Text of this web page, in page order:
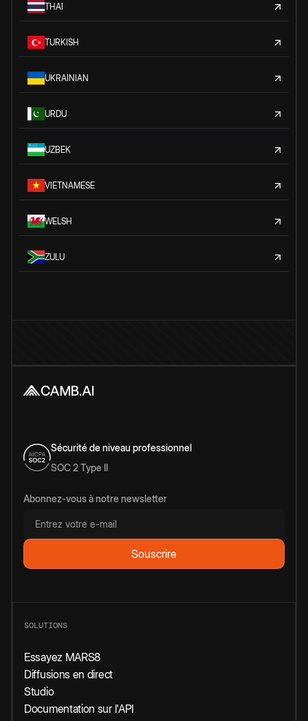
THAI
TURKISH
UKRAINIAN
URDU
UZBEK
VIETNAMESE
WELSH
ZULU
Sécurité de niveau professionnel
SOC 2 Type II
Abonnez-vous à notre newsletter
SOLUTIONS
Essayez MARS8
Diffusions en direct
Studio
Documentation sur l'API